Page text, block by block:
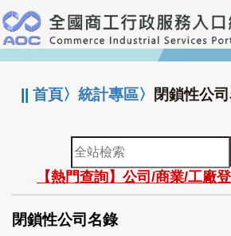
跳
到
主
要
:::
||首頁〉統計專區〉 閉鎖性公
全
站
檢
索
【熱門查詢】公司/商業/工廠
閉鎖性公司名錄